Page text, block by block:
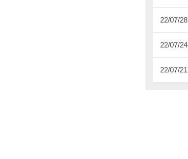
22/07/28
22/07/24
22/07/21